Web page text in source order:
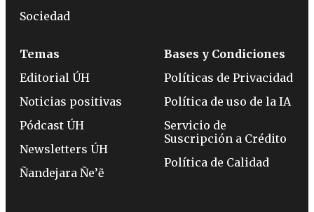
Sociedad
Temas
Editorial ÚH
Noticias positivas
Pódcast ÚH
Newsletters ÚH
Ñandejara Ñe’ẽ
Bases y Condiciones
Políticas de Privacidad
Política de uso de la IA
Servicio de
Suscripción a Crédito
Política de Calidad